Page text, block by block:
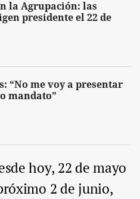
la Agrupación: las
presidente el 22 de
“No me voy a presentar
mandato”
hoy, 22 de mayo
2 de junio,